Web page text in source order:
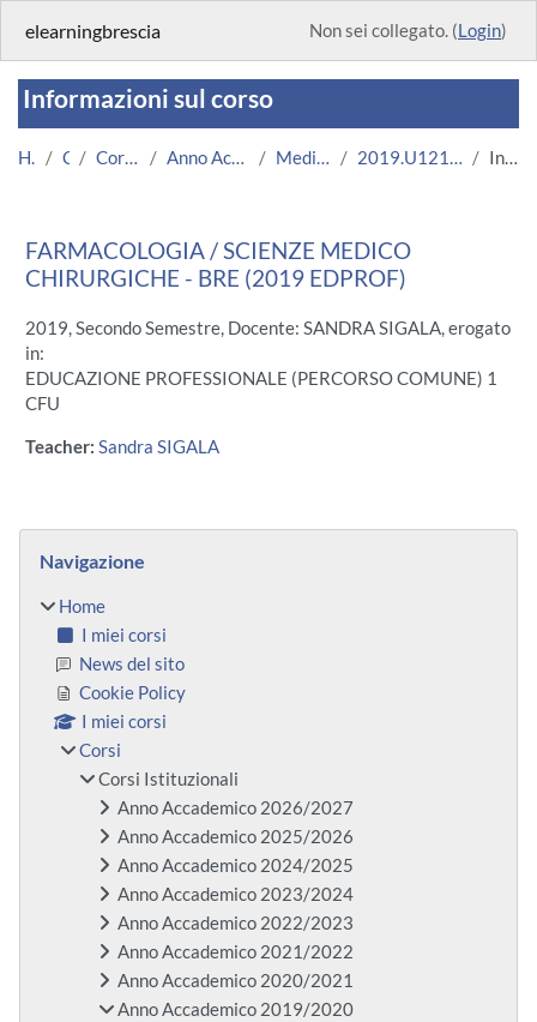
elearningbrescia Non sei collegato. (Login)
Informazioni sul corso
Home Corsi Corsi Istituzionali Anno Accademico 2019/2020 Medicina e Chirurgia 2019.U12196.08693-11.BRE.17918 Introduzione
FARMACOLOGIA / SCIENZE MEDICO
CHIRURGICHE - BRE (2019 EDPROF)
2019, Secondo Semestre, Docente: SANDRA SIGALA, erogato
in:
EDUCAZIONE PROFESSIONALE (PERCORSO COMUNE) 1
CFU
Teacher: Sandra SIGALA
Blocchi
Navigazione
Home
I miei corsi
News del sito
Cookie Policy
I miei corsi
Corsi
Corsi Istituzionali
Anno Accademico 2026/2027
Anno Accademico 2025/2026
Anno Accademico 2024/2025
Anno Accademico 2023/2024
Anno Accademico 2022/2023
Anno Accademico 2021/2022
Anno Accademico 2020/2021
Anno Accademico 2019/2020